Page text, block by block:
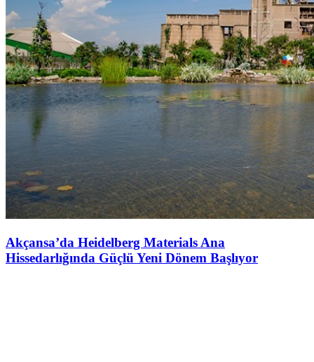
Akçansa’da Heidelberg Materials Ana
Hissedarlığında Güçlü Yeni Dönem Başlıyor